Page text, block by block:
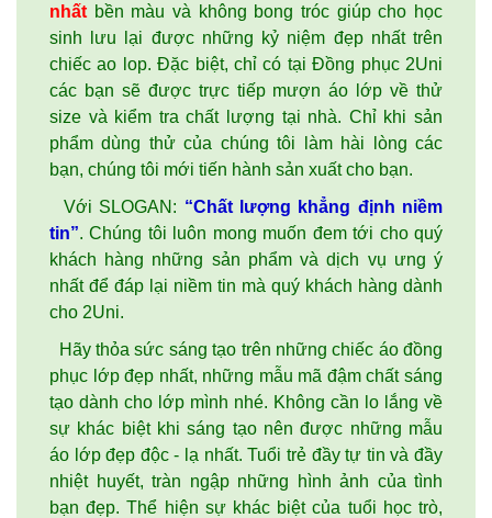
nhất bền màu và không bong tróc giúp cho học
sinh lưu lại được những kỷ niệm đẹp nhất trên
chiếcao lop. Đặc biệt, chỉ có tại Đồng phục 2Uni
các bạn sẽ được trực tiếp mượn áo lớp về thử
size và kiểm tra chất lượng tại nhà. Chỉ khi sản
phẩm dùng thử của chúng tôi làm hài lòng các
bạn, chúng tôi mới tiến hành sản xuất cho bạn.
Với SLOGAN: “Chất lượng khẳng định niềm
tin”. Chúng tôi luôn mong muốn đem tới cho quý
khách hàng những sản phẩm và dịch vụ ưng ý
nhất để đáp lại niềm tin mà quý khách hàng dành
cho 2Uni.
Hãy thỏa sức sáng tạo trên những chiếc áo đồng
phục lớp đẹp nhất, những mẫu mã đậm chất sáng
tạo dành cho lớp mình nhé. Không cần lo lắng về
sự khác biệt khi sáng tạo nên được những mẫu
áo lớp đẹp độc - lạ nhất. Tuổi trẻ đầy tự tin và đầy
nhiệt huyết, tràn ngập những hình ảnh của tình
bạn đẹp. Thể hiện sự khác biệt của tuổi học trò,